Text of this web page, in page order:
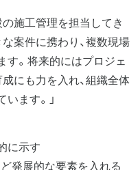
施工管理を担当してき
案件に携わり、複数現場
す。将来的にはプロジェ
にも力を入れ、組織全体
ます。」
に示す
ど発展的な要素を入れる